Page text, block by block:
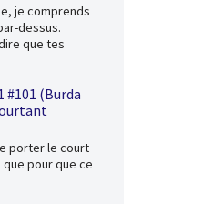
je comprends
dessus.
que tes
#101 (Burda
porter le court
pour que ce